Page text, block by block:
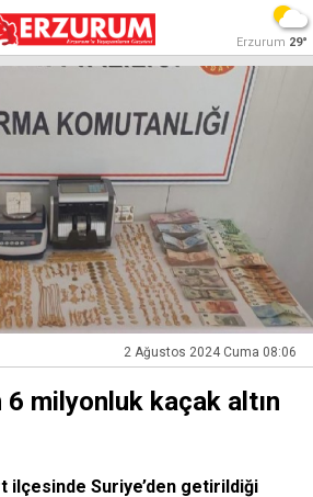
Erzurum 29°
2 Ağustos 2024 Cuma 08:06
milyonluk kaçak altın
ilçesinde Suriye’den getirildiği